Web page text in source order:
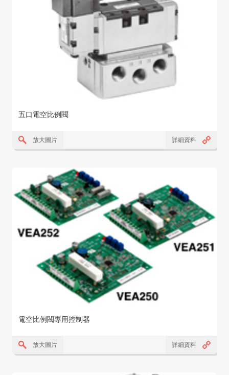
五口電空比例閥
放大圖片 詳細資料
電空比例閥專用控制器
放大圖片 詳細資料